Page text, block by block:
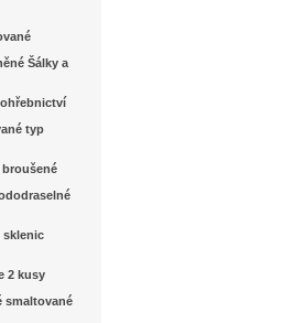
Šálky a
typ
sklenic
2 kusy
smaltované